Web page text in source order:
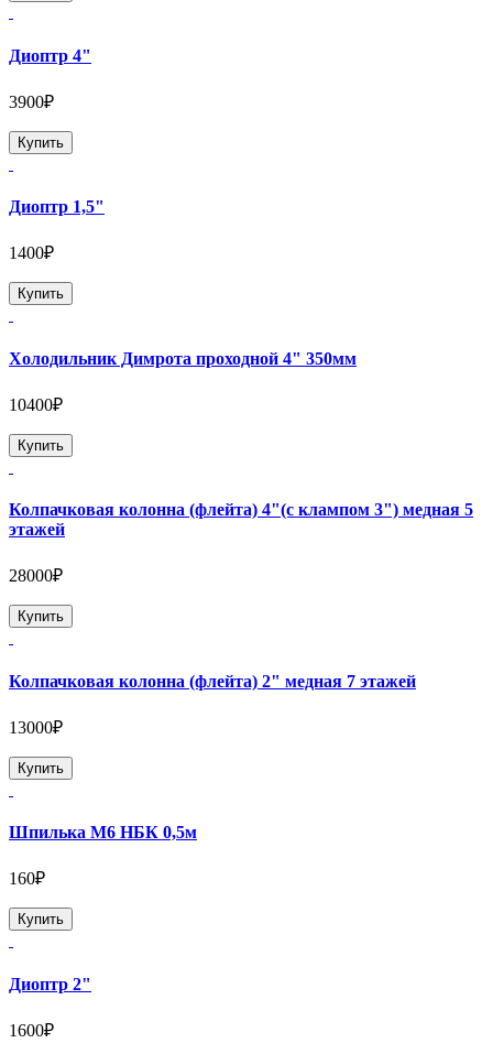
Диоптр 4"
3900₽
Купить
Диоптр 1,5"
1400₽
Купить
Холодильник Димрота проходной 4" 350мм
10400₽
Купить
Колпачковая колонна (флейта) 4"(с клампом 3") медная 5
этажей
28000₽
Купить
Колпачковая колонна (флейта) 2" медная 7 этажей
13000₽
Купить
Шпилька М6 НБК 0,5м
160₽
Купить
Диоптр 2"
1600₽